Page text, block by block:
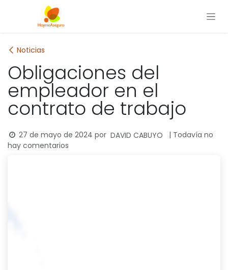
Ir al contenido
Noticias
Obligaciones del
empleador en el
contrato de trabajo
27 de mayo de 2024 por DAVID CABUYO
| Todavía no
hay comentarios